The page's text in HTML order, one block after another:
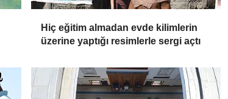
Hiç eğitim almadan evde kilimlerin
üzerine yaptığı resimlerle sergi açtı